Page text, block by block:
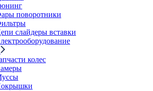
поворотники
слайдеры вставки
колес